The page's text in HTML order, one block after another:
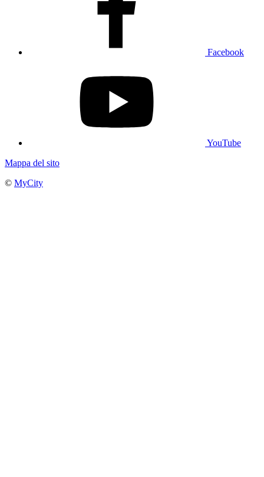
Facebook
YouTube
Mappa del sito
© MyCity